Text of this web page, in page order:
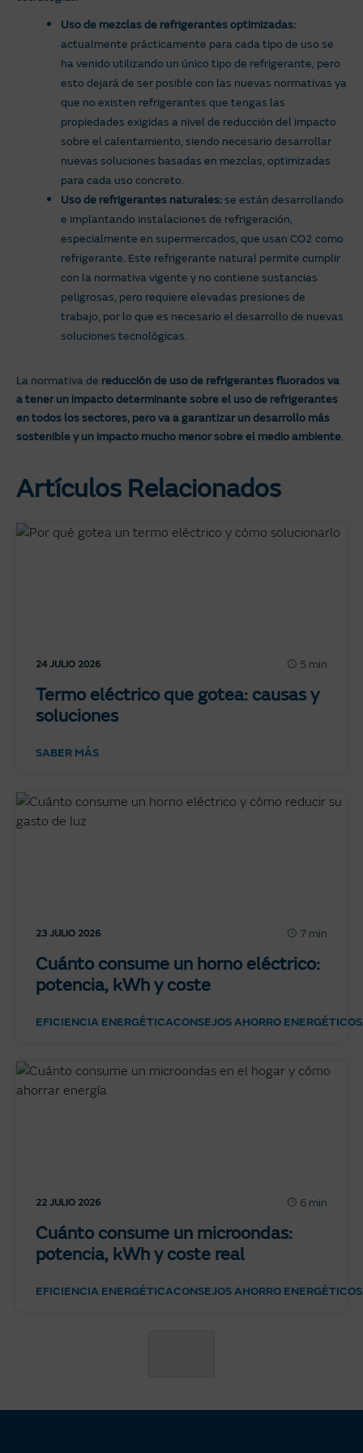
Uso de mezclas de refrigerantes optimizadas:
actualmente prácticamente para cada tipo de uso se
ha venido utilizando un único tipo de refrigerante, pero
esto dejará de ser posible con las nuevas normativas ya
que no existen refrigerantes que tengas las
propiedades exigidas a nivel de reducción del impacto
sobre el calentamiento, siendo necesario desarrollar
nuevas soluciones basadas en mezclas, optimizadas
para cada uso concreto.
Uso de refrigerantes naturales: se están desarrollando
e implantando instalaciones de refrigeración,
especialmente en supermercados, que usan CO2 como
refrigerante. Este refrigerante natural permite cumplir
con la normativa vigente y no contiene sustancias
peligrosas, pero requiere elevadas presiones de
trabajo, por lo que es necesario el desarrollo de nuevas
soluciones tecnológicas.
La normativa de reducción de uso de refrigerantes fluorados va
a tener un impacto determinante sobre el uso de refrigerantes
en todos los sectores, pero va a garantizar un desarrollo más
sostenible y un impacto mucho menor sobre el medio ambiente.
Artículos Relacionados
24 JULIO 2026 5 min
Termo eléctrico que gotea: causas y
soluciones
SABER MÁS
23 JULIO 2026 7 min
Cuánto consume un horno eléctrico:
potencia, kWh y coste
EFICIENCIA ENERGÉTICACONSEJOS AHORRO ENERGÉTICO
22 JULIO 2026 6 min
Cuánto consume un microondas:
potencia, kWh y coste real
EFICIENCIA ENERGÉTICACONSEJOS AHORRO ENERGÉTICO